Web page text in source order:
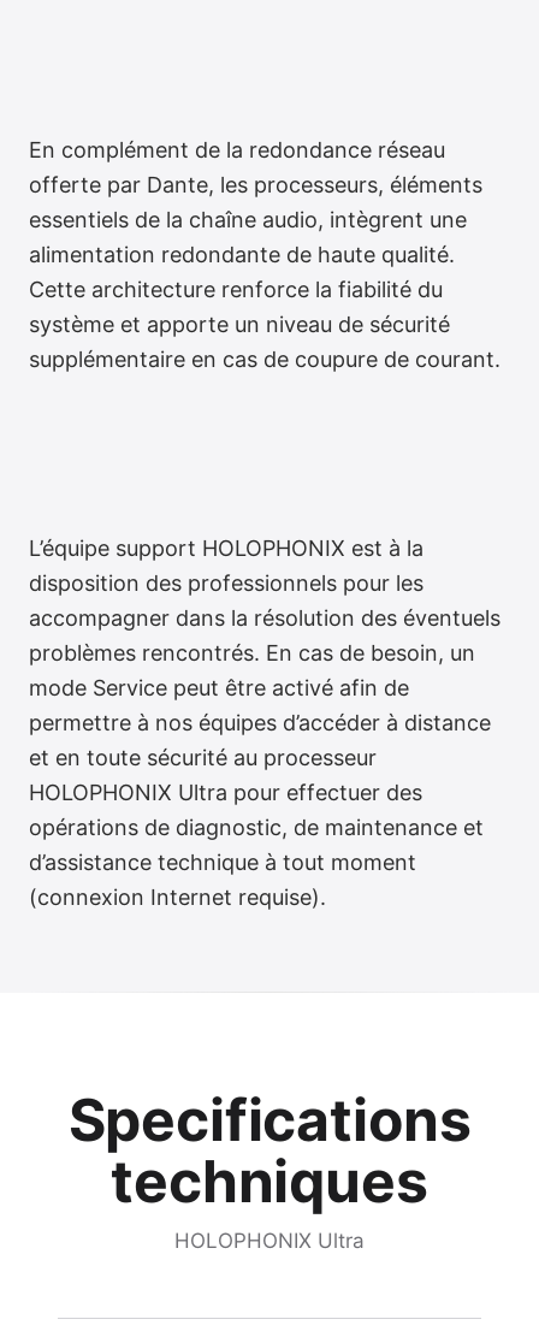
En complément de la redondance réseau
offerte par Dante, les processeurs, éléments
essentiels de la chaîne audio, intègrent une
alimentation redondante de haute qualité.
Cette architecture renforce la fiabilité du
système et apporte un niveau de sécurité
supplémentaire en cas de coupure de courant.
Support réactif
L’équipe support HOLOPHONIX est à la
disposition des professionnels pour les
accompagner dans la résolution des éventuels
problèmes rencontrés. En cas de besoin, un
mode Service peut être activé afin de
permettre à nos équipes d’accéder à distance
et en toute sécurité au processeur
HOLOPHONIX Ultra pour effectuer des
opérations de diagnostic, de maintenance et
d’assistance technique à tout moment
(connexion Internet requise).
Specifications
techniques
HOLOPHONIX Ultra